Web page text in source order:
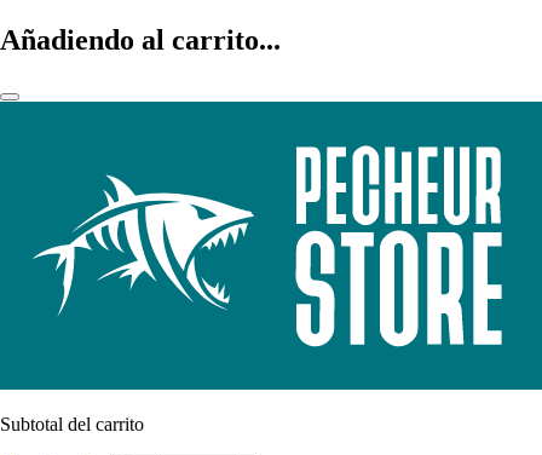
Añadiendo al carrito...
Subtotal del carrito